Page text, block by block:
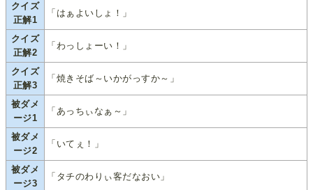
クイズ
正解1
「はぁよいしょ！」
クイズ
正解2
「わっしょーい！」
クイズ
正解3
「焼きそば～いかがっすか～」
被ダメ
ージ1
「あっちぃなぁ～」
被ダメ
ージ2
「いてぇ！」
被ダメ
ージ3
「タチのわりぃ客だなおい」